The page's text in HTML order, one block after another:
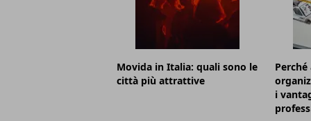
Movida in Italia: quali sono le
città più attrattive
i